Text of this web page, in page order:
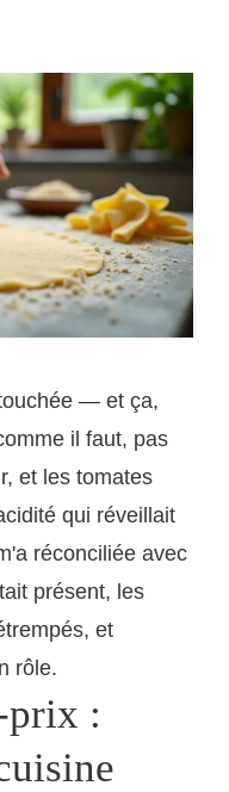
— et ça,
il faut, pas
et les tomates
qui réveillait
réconciliée avec
présent, les
et
rôle.
prix :